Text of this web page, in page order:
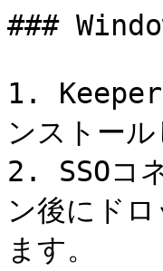
###
1. Keeper
ンストール
2. SSOコ
ン後にド
ます。